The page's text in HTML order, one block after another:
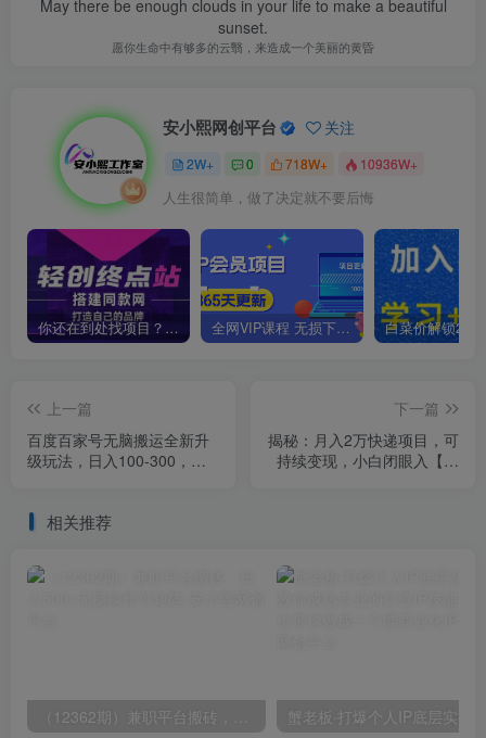
May there be enough clouds in your life to make a beautiful
sunset.
愿你生命中有够多的云翳，来造成一个美丽的黄昏
安小熙网创平台 关注
2W+ 0 718W+ 10936W+
人生很简单，做了决定就不要后悔
你还在到处找项目？还在当韭菜？我靠卖项目一个月收入5万+，曾经我也是个失败者。 全网VIP课程 无损下载~
上一篇
百度百家号无脑搬运全新升
级玩法，日入100-300，长
下一篇
揭秘：月入2万快递项目，可
持续变现，小白闭眼入【附
相关推荐
（12362期）兼职平台搬砖，日入500+无脑操作可矩阵